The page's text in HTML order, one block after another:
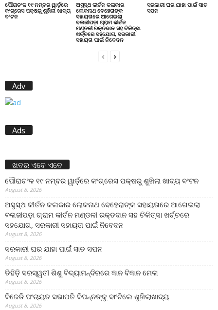
ପୌରାଚଂଳ ୧୯ ନମ୍ବର ୱାର୍ଡ଼ରେ
କଂଗ୍ରେସ ପକ୍ଷରୁ ଶୁଖିଲା ଖାଦ୍ୟ
ବଂଟନ
ଅସୁସ୍ଥ କୀର୍ତନ କଳାକାର
ଲୋକନାଥ ବେହେରାଙ୍କ
ସହାୟତାରେ ଆଗେଇଲା
ବଳାଜୀପଡ଼ା ଗ୍ରାମ କୀର୍ତନ
ମଣ୍ଡଳୀ ରକ୍ତଦାନ ସହ ଚିକିତ୍ସା
ଖର୍ଚ୍ଚରେ ସହଯୋଗ, ସରକାରୀ
ସହାୟତା ପାଇଁ ନିବେଦନ
ସରକାରୀ ଘର ଯାହା ପାଇଁ ସାତ
ସପନ
Adv
Ads
ଖବର ଏବେ ଏବେ
ପୌରାଚଂଳ ୧୯ ନମ୍ବର ୱାର୍ଡ଼ରେ କଂଗ୍ରେସ ପକ୍ଷରୁ ଶୁଖିଲା ଖାଦ୍ୟ ବଂଟନ
August 8, 2026
ଅସୁସ୍ଥ କୀର୍ତନ କଳାକାର ଲୋକନାଥ ବେହେରାଙ୍କ ସହାୟତାରେ ଆଗେଇଲା
ବଳାଜୀପଡ଼ା ଗ୍ରାମ କୀର୍ତନ ମଣ୍ଡଳୀ ରକ୍ତଦାନ ସହ ଚିକିତ୍ସା ଖର୍ଚ୍ଚରେ
ସହଯୋଗ, ସରକାରୀ ସହାୟତା ପାଇଁ ନିବେଦନ
August 8, 2026
ସରକାରୀ ଘର ଯାହା ପାଇଁ ସାତ ସପନ
August 8, 2026
ତିହିଡି଼ ସରସ୍ୱତୀ ଶିଶୁ ବିଦ୍ୟାମନ୍ଦିରରେ ଜ୍ଞାନ ବିଜ୍ଞାନ ମେଳା
August 8, 2026
ବିଜେଡି ପଂଚାୟତ ସଭାପତି ବିପନ୍ନଙ୍କୁ ବାଂଟିଲେ ଶୁଖିଲାଖାଦ୍ୟ
August 8, 2026